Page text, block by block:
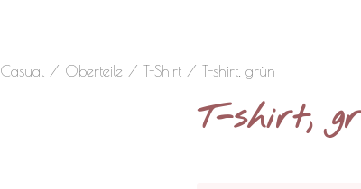
Casual / Oberteile /T-Shirt / T-shirt, grün
T-shirt,